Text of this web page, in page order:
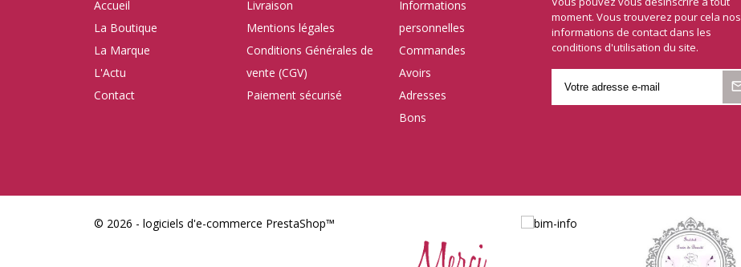
Accueil
La Boutique
La Marque
L'Actu
Contact
Livraison
Mentions légales
Conditions Générales de
vente (CGV)
Paiement sécurisé
Informations
personnelles
Commandes
Avoirs
Adresses
Bons
moment. Vous trouverez pour cela nos
informations de contact dans les
conditions d'utilisation du site.
© 2026 - logiciels d'e-commerce PrestaShop™